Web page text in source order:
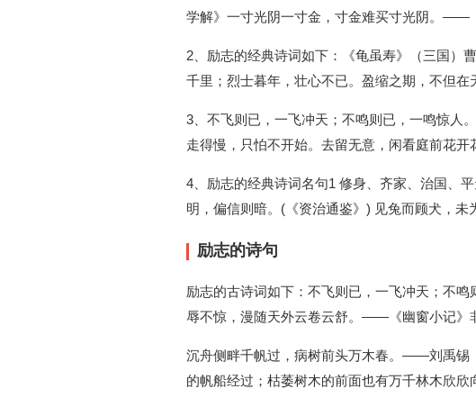
学解》一寸光阴一寸金，寸金难买寸光阴。——
2、励志的经典诗词如下：《龟虽寿》（三国）
千里；烈士暮年，壮心不已。盈缩之期，不但在
3、不飞则已，一飞冲天；不鸣则已，一鸣惊
走得慢，只怕不开始。去留无意，闲看庭前花开
4、励志的经典诗词名句1 修身、齐家、治国、
明，偏信则暗。(《资治通鉴》) 见兔而顾犬，未
励志的诗句
励志的古诗词如下：不飞则已，一飞冲天；不
辱不惊，漫随天外云卷云舒。——《幽窗小记》
沉舟侧畔千帆过，病树前头万木春。——刘禹锡
的帆船经过；枯萎树木的前面也有万千林木欣欣